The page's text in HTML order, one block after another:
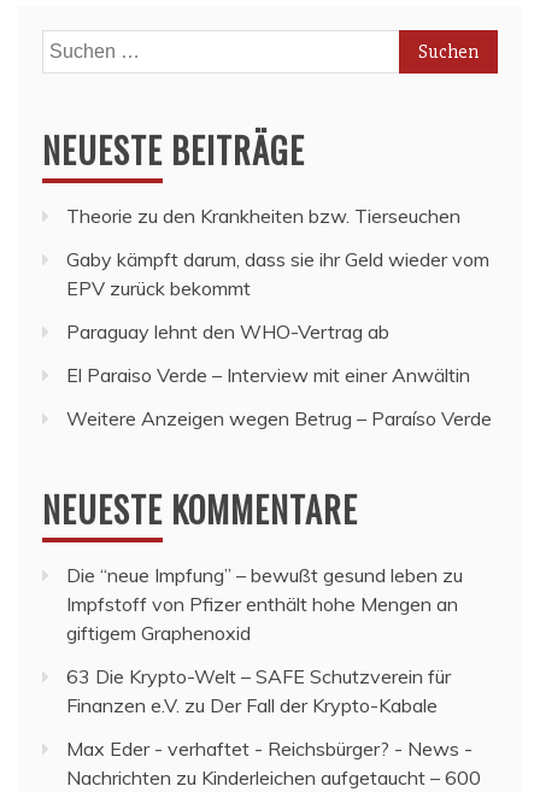
Suchen
nach:
NEUESTE BEITRÄGE
Theorie zu den Krankheiten bzw. Tierseuchen
Gaby kämpft darum, dass sie ihr Geld wieder vom
EPV zurück bekommt
Paraguay lehnt den WHO-Vertrag ab
El Paraiso Verde – Interview mit einer Anwältin
Weitere Anzeigen wegen Betrug – Paraíso Verde
NEUESTE KOMMENTARE
Die “neue Impfung” – bewußt gesund leben zu
Impfstoff von Pfizer enthält hohe Mengen an
giftigem Graphenoxid
63 Die Krypto-Welt – SAFE Schutzverein für
Finanzen e.V. zu Der Fall der Krypto-Kabale
Max Eder - verhaftet - Reichsbürger? - News -
Nachrichten zu Kinderleichen aufgetaucht – 600